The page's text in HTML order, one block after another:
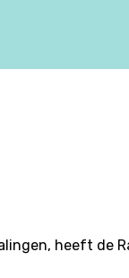
heeft de